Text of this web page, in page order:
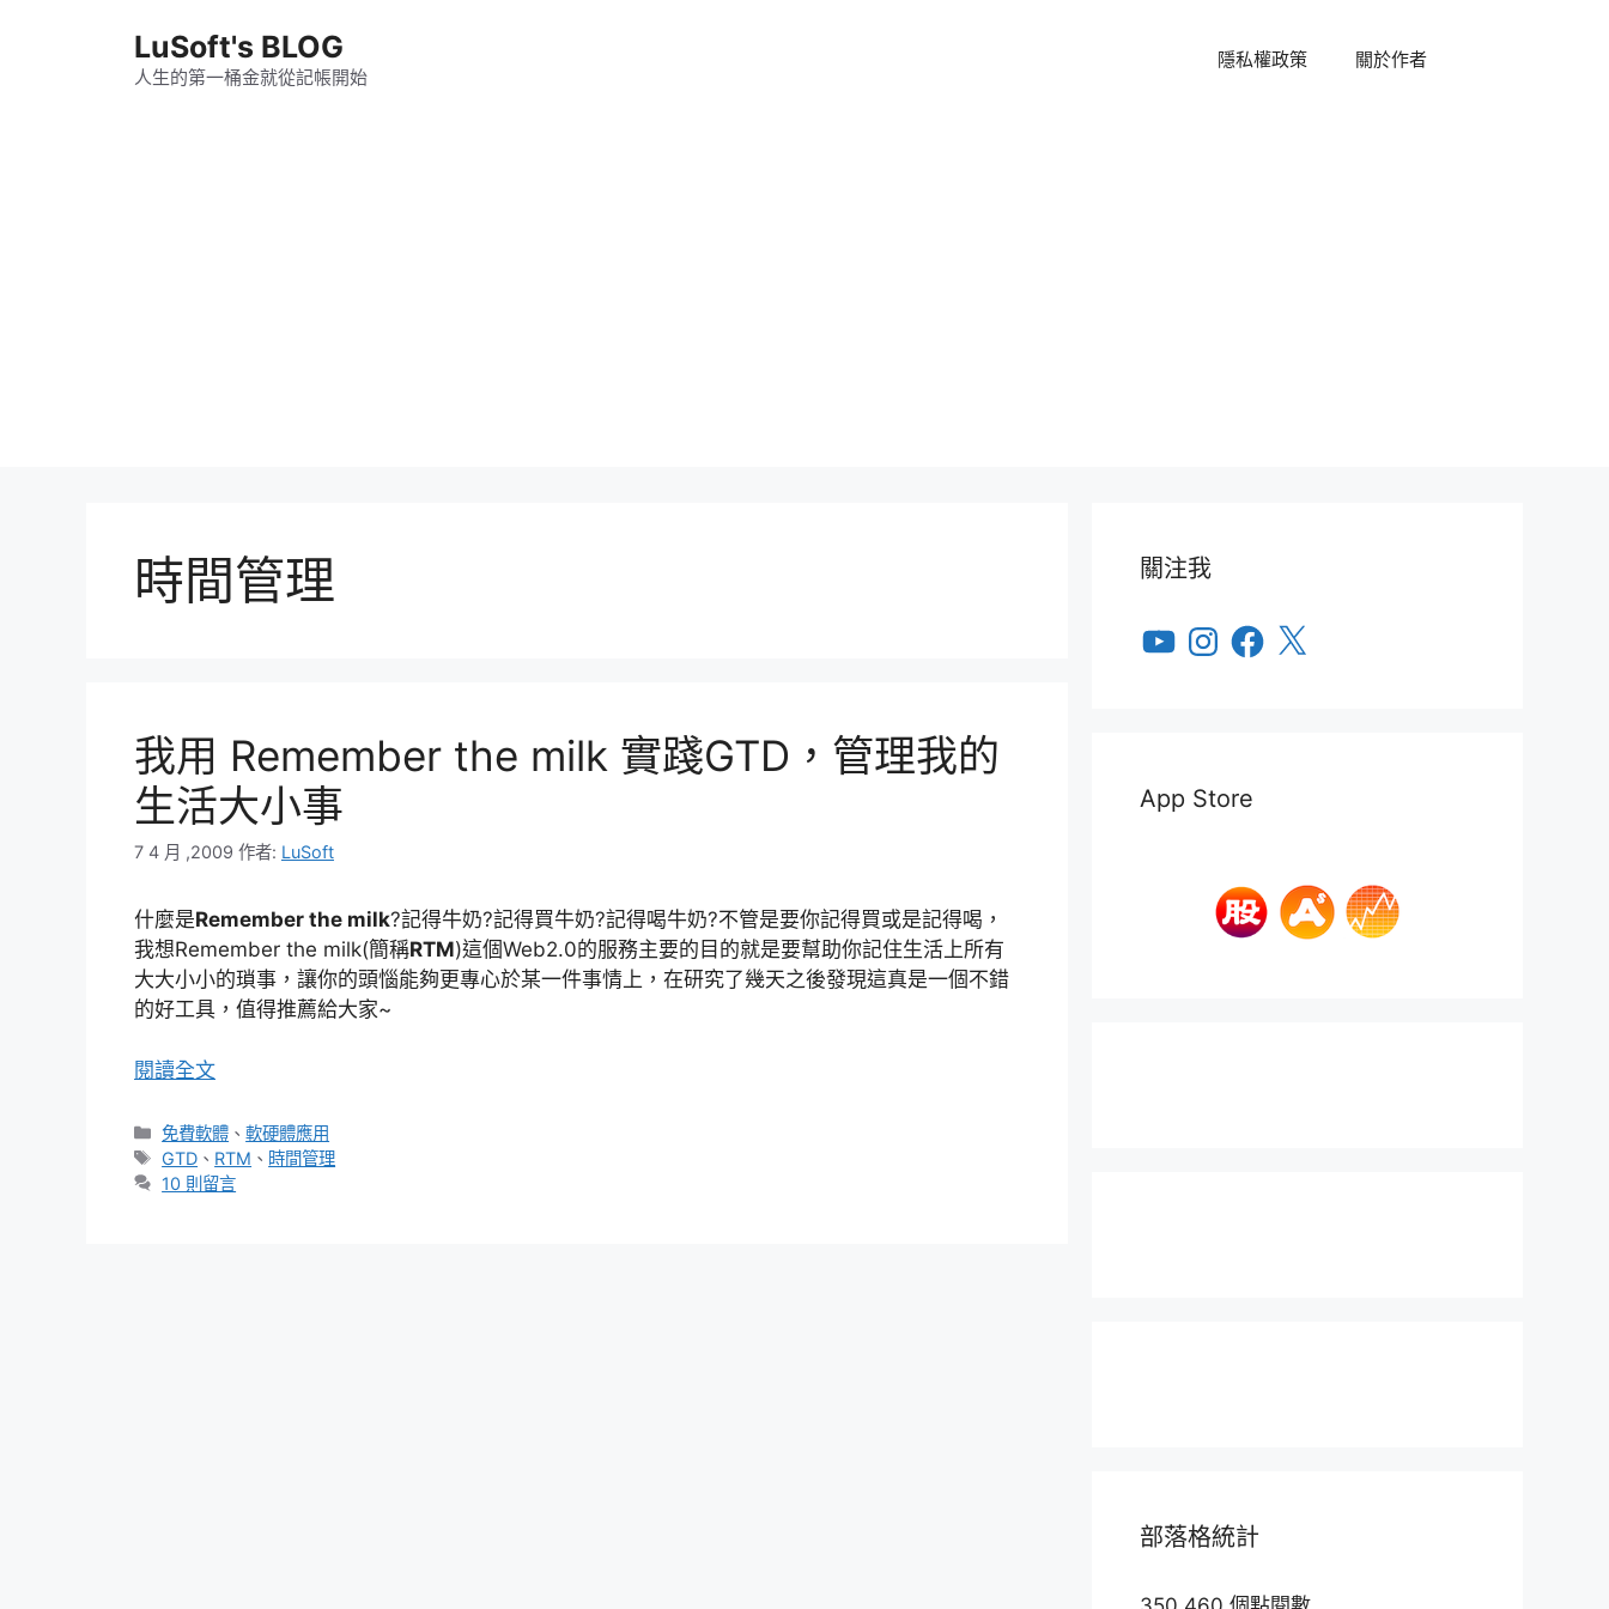
LuSoft's BLOG
人生的第一桶金就從記帳開始
隱私權政策 關於作者
時間管理
我用 Remember the milk 實踐GTD，管理我的
生活大小事
7 4 月 ,2009 作者: LuSoft
什麼是Remember the milk?記得牛奶?記得買牛奶?記得喝牛奶?不管是要你記得買或是記得喝，
我想Remember the milk(簡稱RTM)這個Web2.0的服務主要的目的就是要幫助你記住生活上所有
大大小小的瑣事，讓你的頭惱能夠更專心於某一件事情上，在研究了幾天之後發現這真是一個不錯
的好工具，值得推薦給大家~
閱讀全文
分
類
免費軟體 、軟硬體應用
標
籤
GTD 、 RTM 、 時間管理
10 則留言
關注我
YouTubeInstagramFacebook
X
App Store
部落格統計